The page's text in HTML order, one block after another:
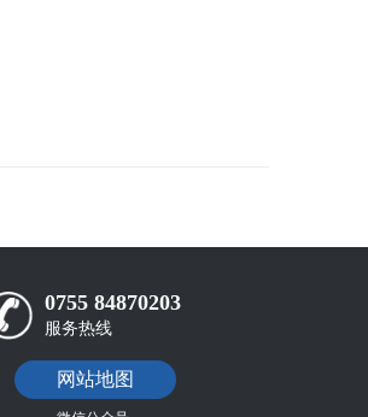
0755 84870203
服务热线
网站地图